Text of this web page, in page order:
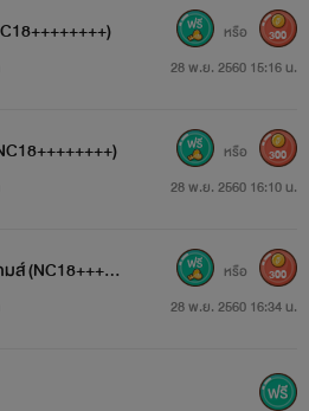
ที่รออยู่แตกต่างกัน
เล่นเกมส์ ผู้เล่นในแต่ละกรุ๊ปจะไม่
อก เกี่ยวกับเกมส์ของแต่ละกรุ๊ปที่
คเคาท์ของคุณโดยอัตโนมัติ และคุณ
28 พ.ย. 2560 15:16 น.
หรือ 300
28 พ.ย. 2560 16:10 น.
หรือ 300
ส์ (NC18+++++
28 พ.ย. 2560 16:34 น.
หรือ 300